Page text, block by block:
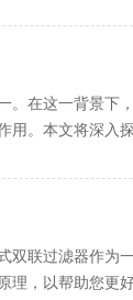
。在这一背景下
用。本文将深入
双联过滤器作为
理，以帮助您更